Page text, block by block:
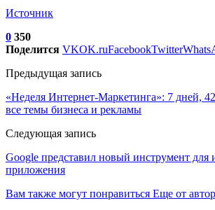
Источник
0 350
Поделится VKOK.ruFacebookTwitter
Предыдущая запись
«Неделя Интернет-Маркетинга»: 7 дней,
все темы бизнеса и рекламы
Следующая запись
Google представил новый инструмент для
приложения
Вам также могут понравиться Еще от